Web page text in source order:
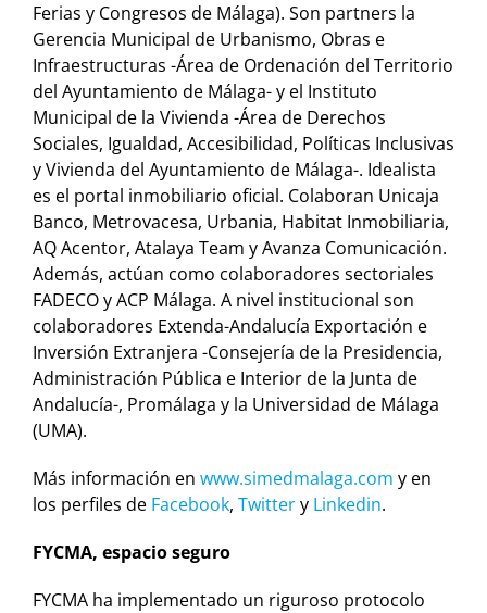
Ferias y Congresos de Málaga). Son partners la
Gerencia Municipal de Urbanismo, Obras e
Infraestructuras -Área de Ordenación del Territorio
del Ayuntamiento de Málaga- y el Instituto
Municipal de la Vivienda -Área de Derechos
Sociales, Igualdad, Accesibilidad, Políticas Inclusivas
y Vivienda del Ayuntamiento de Málaga-. Idealista
es el portal inmobiliario oficial. Colaboran Unicaja
Banco, Metrovacesa, Urbania, Habitat Inmobiliaria,
AQ Acentor, Atalaya Team y Avanza Comunicación.
Además, actúan como colaboradores sectoriales
FADECO y ACP Málaga. A nivel institucional son
colaboradores Extenda-Andalucía Exportación e
Inversión Extranjera -Consejería de la Presidencia,
Administración Pública e Interior de la Junta de
Andalucía-, Promálaga y la Universidad de Málaga
(UMA).
Más información en www.simedmalaga.com y en
los perfiles de Facebook, Twittery Linkedin.
FYCMA, espacio seguro
FYCMA ha implementado un riguroso protocolo